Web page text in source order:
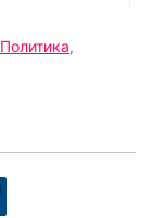
Политика,